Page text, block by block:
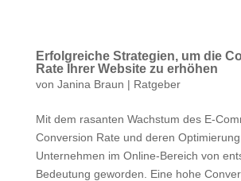
Erfolgreiche Strategien, um die
Rate Ihrer Website zu erhöhen
von Janina Braun | Ratgeber
Mit dem rasanten Wachstum des E-
Conversion Rate und deren
Unternehmen im Online-Bereich von
Bedeutung geworden. Eine hohe